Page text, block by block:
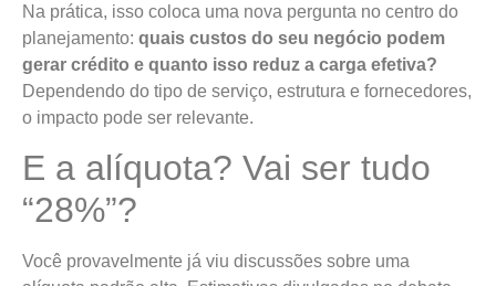
Na prática, isso coloca uma nova pergunta no centro do
planejamento: quais custos do seu negócio podem
gerar crédito e quanto isso reduz a carga efetiva?
Dependendo do tipo de serviço, estrutura e fornecedores,
o impacto pode ser relevante.
E a alíquota? Vai ser tudo
“28%”?
Você provavelmente já viu discussões sobre uma